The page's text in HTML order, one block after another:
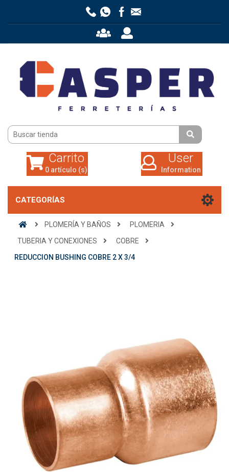
0 artículo (s)
Carrito
0 artículo (s)
User
Information
CATEGORÍAS
PLOMERÍA Y BAÑOS
PLOMERIA
TUBERIA Y CONEXIONES
COBRE
REDUCCION BUSHING COBRE 2 X 3/4